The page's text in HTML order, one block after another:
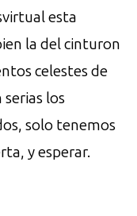
esta
la del cinturon
celestes de
serias los
solo tenemos
y esperar.